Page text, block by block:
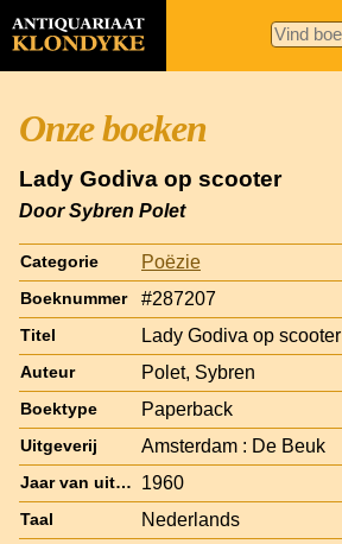
Onze boeken
Lady Godiva op scooter
Door Sybren Polet
Categorie Poëzie
Boeknummer #287207
Titel Lady Godiva op scooter
Auteur Polet, Sybren
Boektype Paperback
Uitgeverij Amsterdam : De Beuk
Jaar van uitgave 1960
Taal Nederlands